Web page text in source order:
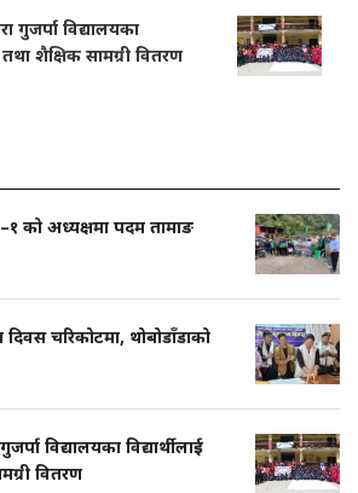
गुजर्पा विद्यालयका
तथा शैक्षिक सामग्री वितरण
को अध्यक्षमा पदम तामाङ
चरिकोटमा, थोबोडाँडाको
विद्यालयका विद्यार्थीलाई
वितरण